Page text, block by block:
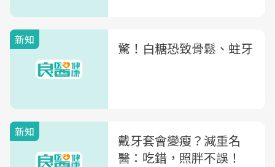
新知 驚！白糖恐致骨鬆、蛀牙
新知
戴牙套會變瘦？減重名
醫：吃錯，照胖不誤！